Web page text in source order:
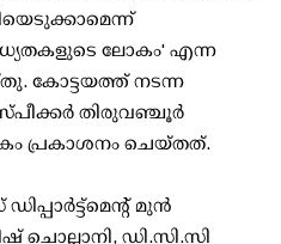
ലോകം' എന്ന
കോട്ടയത്ത് നടന്ന
തിരുവഞ്ചൂർ
പ്രകാശനം ചെയ്തത്.
മുൻ
ചൊല്ലാനി, ഡി.സി.സി